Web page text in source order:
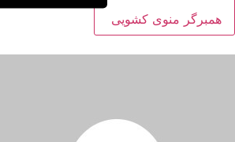
همبرگر منوی کشویی